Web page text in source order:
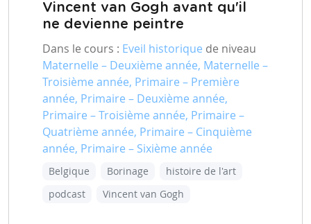
Vincent van Gogh avant qu'il
ne devienne peintre
Dans le cours : Eveil historique de niveau
Maternelle – Deuxième année, Maternelle –
Troisième année, Primaire – Première
année, Primaire – Deuxième année,
Primaire – Troisième année, Primaire –
Quatrième année, Primaire – Cinquième
année, Primaire – Sixième année
Belgique Borinage
histoire de l'art
podcast
Vincent van Gogh